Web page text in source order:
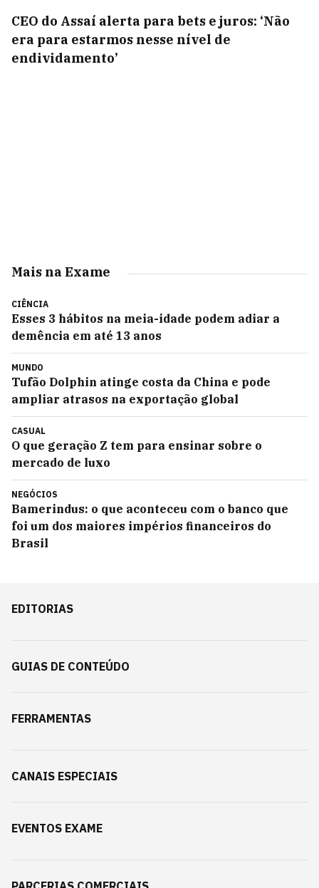
CEO do Assaí alerta para bets e juros: ‘Não
era para estarmos nesse nível de
endividamento’
Mais na Exame
CIÊNCIA
Esses 3 hábitos na meia-idade podem adiar a
demência em até 13 anos
MUNDO
Tufão Dolphin atinge costa da China e pode
ampliar atrasos na exportação global
CASUAL
O que geração Z tem para ensinar sobre o
mercado de luxo
NEGÓCIOS
Bamerindus: o que aconteceu com o banco que
foi um dos maiores impérios financeiros do
Brasil
EDITORIAS
GUIAS DE CONTEÚDO
FERRAMENTAS
CANAIS ESPECIAIS
EVENTOS EXAME